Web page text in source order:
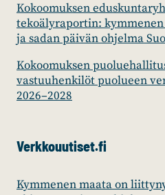
Kokoomuksen
tekoälyraportin:
ja sadan päivän ohjelma
Kokoomuksen
vastuuhenkilöt puolueen
2026–2028
Verkkouutiset.fi
Kymmenen maata on